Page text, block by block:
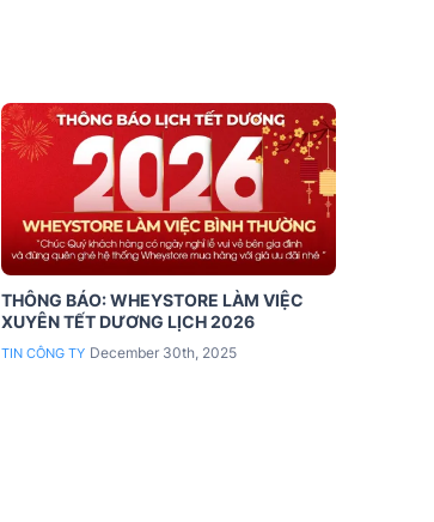
THÔNG BÁO: WHEYSTORE LÀM VIỆC
XUYÊN TẾT DƯƠNG LỊCH 2026
TIN CÔNG TY December 30th, 2025